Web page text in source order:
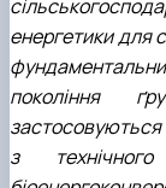
енергетики для
покоління
з